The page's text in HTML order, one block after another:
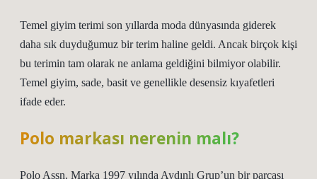
Temel giyim terimi son yıllarda moda dünyasında giderek
daha sık duyduğumuz bir terim haline geldi. Ancak birçok kişi
bu terimin tam olarak ne anlama geldiğini bilmiyor olabilir.
Temel giyim, sade, basit ve genellikle desensiz kıyafetleri
ifade eder.
Polo markası nerenin malı?
Polo Assn. Marka 1997 yılında Aydınlı Grup’un bir parçası